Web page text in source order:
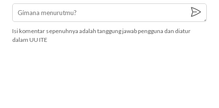
Isi komentar sepenuhnya adalah tanggung jawab pengguna dan diatur
dalam UU ITE